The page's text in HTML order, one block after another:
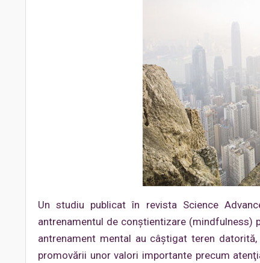
Un studiu publicat în revista Science
antrenamentul de conştientizare (mindfulness)
antrenament mental au câştigat teren
promovării unor valori importante precum